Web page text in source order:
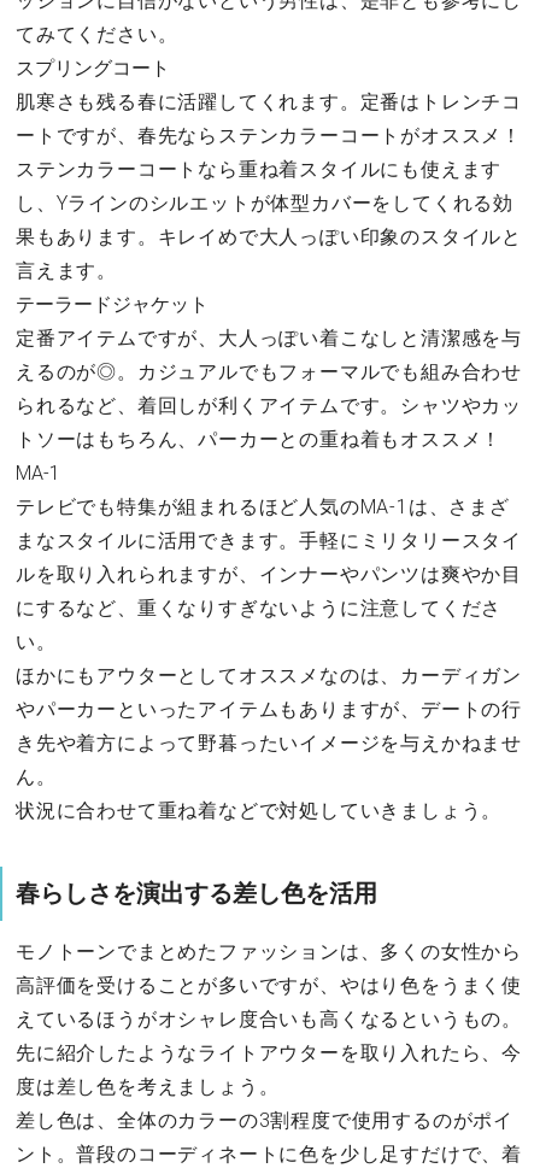
てみてください。
スプリングコート
肌寒さも残る春に活躍してくれます。定番はトレンチコ
ートですが、春先ならステンカラーコートがオススメ！
ステンカラーコートなら重ね着スタイルにも使えます
し、Yラインのシルエットが体型カバーをしてくれる効
果もあります。キレイめで大人っぽい印象のスタイルと
言えます。
テーラードジャケット
定番アイテムですが、大人っぽい着こなしと清潔感を与
えるのが◎。カジュアルでもフォーマルでも組み合わせ
られるなど、着回しが利くアイテムです。シャツやカッ
トソーはもちろん、パーカーとの重ね着もオススメ！
MA-1
テレビでも特集が組まれるほど人気のMA-1は、さまざ
まなスタイルに活用できます。手軽にミリタリースタイ
ルを取り入れられますが、インナーやパンツは爽やか目
にするなど、重くなりすぎないように注意してくださ
い。
ほかにもアウターとしてオススメなのは、カーディガン
やパーカーといったアイテムもありますが、デートの行
き先や着方によって野暮ったいイメージを与えかねませ
ん。
状況に合わせて重ね着などで対処していきましょう。
春らしさを演出する差し色を活用
モノトーンでまとめたファッションは、多くの女性から
高評価を受けることが多いですが、やはり色をうまく使
えているほうがオシャレ度合いも高くなるというもの。
先に紹介したようなライトアウターを取り入れたら、今
度は差し色を考えましょう。
差し色は、全体のカラーの3割程度で使用するのがポイ
ント。普段のコーディネートに色を少し足すだけで、着